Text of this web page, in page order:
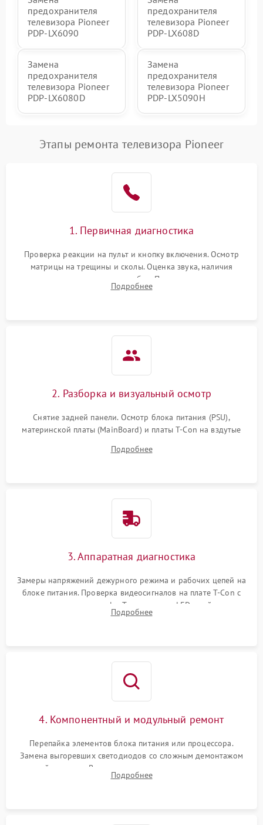
предохранителя
телевизора Pioneer
PDP-LX6090
предохранителя
телевизора Pioneer
PDP-LX608D
Замена
предохранителя
телевизора Pioneer
PDP-LX6080D
Замена
предохранителя
телевизора Pioneer
PDP-LX5090H
Этапы ремонта телевизора Pioneer
1. Первичная диагностика
Проверка реакции на пульт и кнопку включения. Осмотр
матрицы на трещины и сколы. Оценка звука, наличия
подсветки и индикаторов ошибок. Подключение тестовых
источников сигнала для выявления симптомов поломки.
Подробнее
2. Разборка и визуальный осмотр
Снятие задней панели. Осмотр блока питания (PSU),
материнской платы (MainBoard) и платы T-Con на вздутые
Проверка надежности фиксации и целостности шлейфов.
Подробнее
3. Аппаратная диагностика
Замеры напряжений дежурного режима и рабочих цепей на
блоке питания. Проверка видеосигналов на плате T-Con с
помощью осциллографа. Тестирование LED-драйвера и
светодиодных планок подсветки мультиметром.
Подробнее
4. Компонентный и модульный ремонт
Перепайка элементов блока питания или процессора.
Замена выгоревших светодиодов со сложным демонтажом
хрупкой матрицы. Восстановление поврежденных дорожек,
прошивка микросхем памяти EEPROM
Подробнее